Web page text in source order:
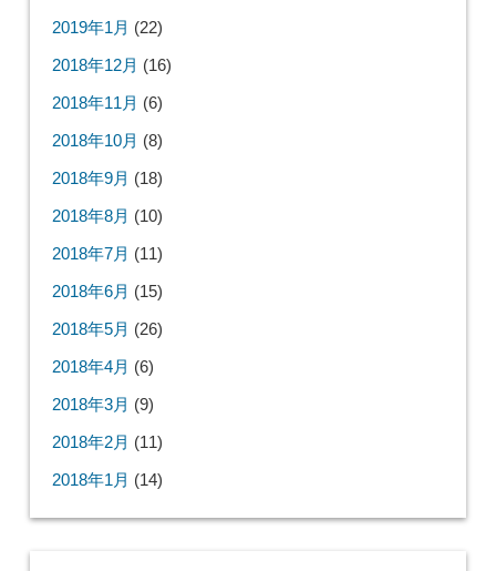
2019年1月 (22)
2018年12月 (16)
2018年11月 (6)
2018年10月 (8)
2018年9月 (18)
2018年8月 (10)
2018年7月 (11)
2018年6月 (15)
2018年5月 (26)
2018年4月 (6)
2018年3月 (9)
2018年2月 (11)
2018年1月 (14)